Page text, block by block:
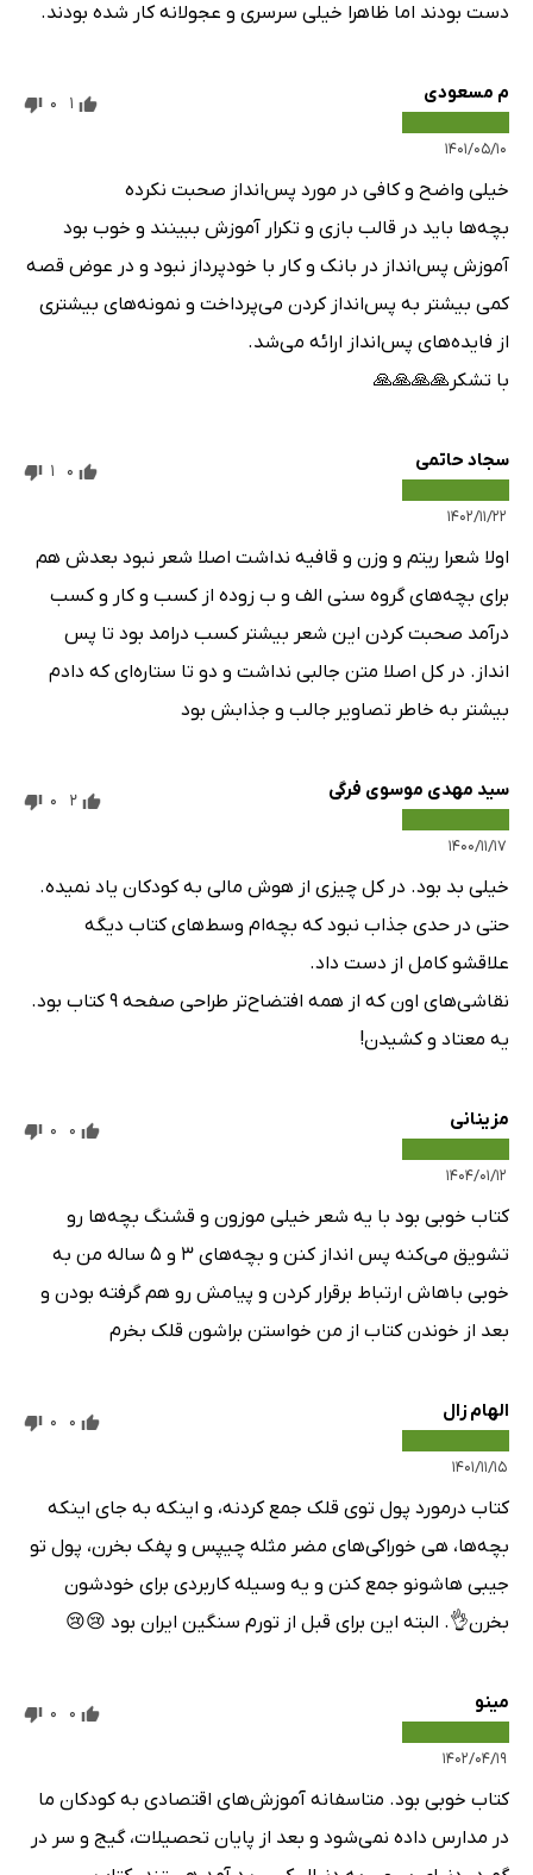
دست بودند اما ظاهرا خیلی سرسری و عجولانه کار شده بودند.
م مسعودی
۱۴۰۱/۰۵/۱۰
1
0
خیلی واضح و کافی در مورد پس‌انداز صحبت نکرده
بچه‌ها باید در قالب بازی و تکرار آموزش ببینند و خوب بود
آموزش پس‌انداز در بانک و کار با خودپرداز نبود و در عوض قصه
کمی بیشتر به پس‌انداز کردن می‌پرداخت و نمونه‌های بیشتری
از فایده‌های پس‌انداز ارائه می‌شد.
با تشکر🙏🙏🙏🙏
سجاد حاتمی
۱۴۰۲/۱۱/۲۲
0
1
اولا شعرا ریتم و وزن و قافیه نداشت اصلا شعر نبود بعدش هم
برای بچه‌های گروه سنی الف و ب زوده از کسب و کار و کسب
درآمد صحبت کردن این شعر بیشتر کسب درامد بود تا پس
انداز. در کل اصلا متن جالبی نداشت و دو تا ستاره‌ای که دادم
بیشتر به خاطر تصاویر جالب و جذابش بود
سید مهدی موسوی فرگی
۱۴۰۰/۱۱/۱۷
2
0
خیلی بد بود. در کل چیزی از هوش مالی به کودکان یاد نمیده.
حتی در حدی جذاب نبود که بچه‌ام وسط‌های کتاب دیگه
علاقشو کامل از دست داد.
نقاشی‌های اون که از همه افتضاح‌تر طراحی صفحه ۹ کتاب بود.
یه معتاد و کشیدن!
مزینانی
۱۴۰۴/۰۱/۱۲
0
0
کتاب خوبی بود با یه شعر خیلی موزون و قشنگ بچه‌ها رو
تشویق می‌کنه پس انداز کنن و بچه‌های ۳ و ۵ ساله من به
خوبی باهاش ارتباط برقرار کردن و پیامش رو هم گرفته بودن و
بعد از خوندن کتاب از من خواستن براشون قلک بخرم
الهام زال
۱۴۰۱/۱۱/۱۵
0
0
کتاب درمورد پول توی قلک جمع کردنه، و اینکه به جای اینکه
بچه‌ها، هی خوراکی‌های مضر مثله چیپس و پفک بخرن، پول تو
جیبی هاشونو جمع کنن و یه وسیله کاربردی برای خودشون
بخرن👌. البته این برای قبل از تورم سنگین ایران بود 😢😢
مینو
۱۴۰۲/۰۴/۱۹
0
0
کتاب خوبی بود. متاسفانه آموزش‌های اقتصادی به کودکان ما
در مدارس داده نمی‌شود و بعد از پایان تحصیلات، گیج و سر در